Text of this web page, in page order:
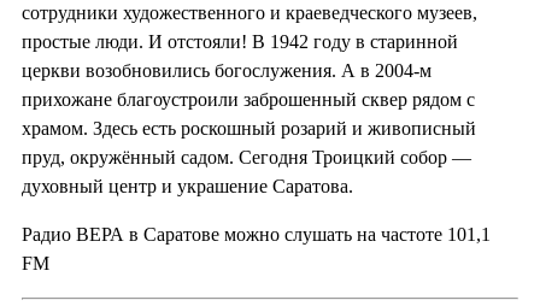
сотрудники художественного и краеведческого музеев,
простые люди. И отстояли! В 1942 году в старинной
церкви возобновились богослужения. А в 2004-м
прихожане благоустроили заброшенный сквер рядом с
храмом. Здесь есть роскошный розарий и живописный
пруд, окружённый садом. Сегодня Троицкий собор —
духовный центр и украшение Саратова.
Радио ВЕРА в Саратове можно слушать на частоте 101,1
FM